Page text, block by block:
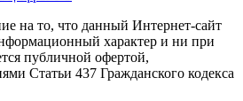
на то, что данный Интернет-сайт
характер и ни при
публичной офертой,
Статьи 437 Гражданского кодекса